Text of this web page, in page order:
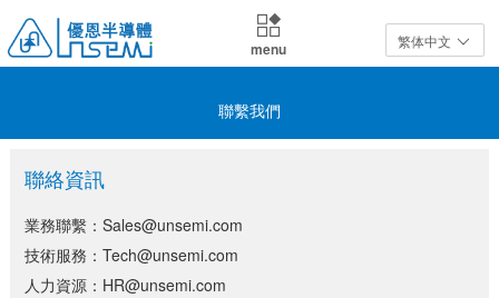
menu 繁体中文
聯繫我們
聯絡資訊
業務聯繫：Sales@unsemi.com
技術服務：Tech@unsemi.com
人力資源：HR@unsemi.com